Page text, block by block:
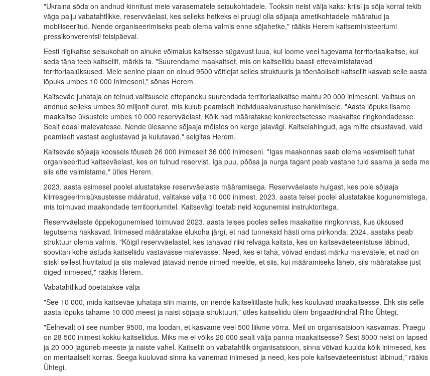
"Ukraina sõda on andnud kinnitust meie varasematele seisukohtadele. Tooksin neist välja kaks: kriisi ja sõja korral tekib
väga palju vabatahtlikke, reservväelasi, kes selleks hetkeks ei pruugi olla sõjaaja ametikohtadele määratud ja
mobiliseeritud. Nende organiseerimiseks peab olema valmis enne sõjahetke," rääkis Herem kaitseministeeriumi
pressikonverentsil teisipäeval.
Eesti riigikaitse seisukohalt on ainuke võimalus kaitsesse sügavust luua, kui loome veel tugevama territoriaalkaitse, kui
seda täna teeb kaitseliit, märkis ta. "Suurendame maakaitset, mis on kaitseliidu baasil ettevalmistatavad
territoriaalüksused. Meie senine plaan on olnud 9500 võitlejat selles struktuuris ja tõenäoliselt kaitseliit kasvab selle aasta
lõpuks umbes 10 000 inimeseni," sõnas Herem.
Kaitseväe juhataja on teinud valitsusele ettepaneku suurendada territoriaalkaitse mahtu 20 000 inimeseni. Valitsus on
andnud selleks umbes 30 miljonit eurot, mis kulub peamiselt individuaalvarustuse hankimisele. "Aasta lõpuks lisame
maakaitse üksustele umbes 10 000 reservväelast. Kõik nad määratakse konkreetsetesse maakaitse ringkondadesse.
Sealt edasi malevatesse. Nende ülesanne sõjaaja mõistes on kerge jalavägi. Kaitselahingud, aga mitte otsustavad, vaid
peamiselt vastast aeglustavad ja kulutavad," selgitas Herem.
Kaitseväe sõjaaja koosseis tõuseb 26 000 inimeselt 36 000 inimeseni. "Igas maakonnas saab olema keskmiselt tuhat
organiseeritud kaitseväelast, kes on tulnud reservist. Iga puu, põõsa ja nurga tagant peab vastane tuld saama ja seda me
siis ette valmistame," ütles Herem.
2023. aasta esimesel poolel alustatakse reservväelaste määramisega. Reservväelaste hulgast, kes pole sõjaaja
kiirreageerimisüksustesse määratud, valitakse välja 10 000 inimest. 2023. aasta teisel poolel alustatakse kogunemistega,
mis toimuvad maakondade territooriumitel. Kaitsevägi toetab neid kogunemisi instruktoritega.
Reservväelaste õppekogunemised toimuvad 2023. aasta teises pooles selles maakaitse ringkonnas, kus üksused
tegutsema hakkavad. Inimesed määratakse elukoha järgi, et nad tunneksid hästi oma piirkonda. 2024. aastaks peab
struktuur olema valmis. "Kõigil reservväelastel, kes tahavad riiki relvaga kaitsta, kes on kaitseväeteenistuse läbinud,
soovitan kohe astuda kaitseliidu vastavasse malevasse. Need, kes ei taha, võivad endast märku malevatele, et nad on
siiski sellest huvitatud ja siis malevad jätavad nende nimed meelde, et siis, kui määramiseks läheb, siis määratakse just
õiged inimesed," rääkis Herem.
Vabatahtlikud õpetatakse välja
"See 10 000, mida kaitseväe juhataja siin mainis, on nende kaitseliitlaste hulk, kes kuuluvad maakaitsesse. Ehk siis selle
aasta lõpuks tahame 10 000 meest ja naist sõjaaja struktuuri," ütles kaitseliidu ülem brigaadikindral Riho Ühtegi.
"Eelnevalt oli see number 9500, ma loodan, et kasvame veel 500 liikme võrra. Meil on organisatsioon kasvamas. Praegu
on 28 500 inimest kokku kaitseliidus. Miks me ei võiks 20 000 sealt välja panna maakaitsesse? Sest 8000 neist on lapsed
ja 20 000 jaguneb meeste ja naiste vahel. Kaitseliit on vabatahtlik organisatsioon, sinna võivad kuulda kõik inimesed, kes
on mentaalselt korras. Seega kuuluvad sinna ka vanemad inimesed ja need, kes pole kaitseväeteenistust läbinud," rääkis
Ühtegi.